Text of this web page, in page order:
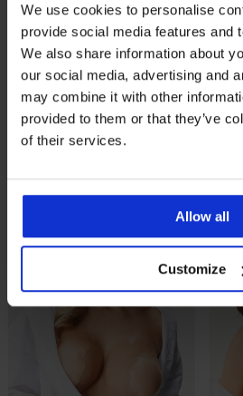
We use cookies to personalise
provide social media features and
We also share information about
our social media, advertising and
may combine it with other
provided to them or that they’ve
of their services.
Allow all
Customize
Стягащ потник Singlet